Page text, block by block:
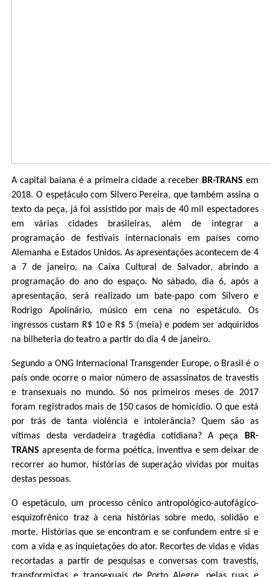
A capital baiana é a primeira cidade a receber BR-TRANS em
2018. O espetáculo com Silvero Pereira, que também assina o
texto da peça, já foi assistido por mais de 40 mil espectadores
em várias cidades brasileiras, além de integrar a
programação de festivais internacionais em países como
Alemanha e Estados Unidos. As apresentações acontecem de 4
a 7 de janeiro, na Caixa Cultural de Salvador, abrindo a
programação do ano do espaço. No sábado, dia 6, após a
apresentação, será realizado um bate-papo com Silvero e
Rodrigo Apolinário, músico em cena no espetáculo. Os
ingressos custam R$ 10 e R$ 5 (meia) e podem ser adquiridos
na bilheteria do teatro a partir do dia 4 de janeiro.
Segundo a ONG Internacional Transgender Europe, o Brasil é o
país onde ocorre o maior número de assassinatos de travestis
e transexuais no mundo. Só nos primeiros meses de 2017
foram registrados mais de 150 casos de homicídio. O que está
por trás de tanta violência e intolerância? Quem são as
vítimas desta verdadeira tragédia cotidiana? A peça BR-
TRANS apresenta de forma poética, inventiva e sem deixar de
recorrer ao humor, histórias de superação vividas por muitas
destas pessoas.
O espetáculo, um processo cênico antropológico-autofágico-
esquizofrênico traz à cena histórias sobre medo, solidão e
morte. Histórias que se encontram e se confundem entre si e
com a vida e as inquietações do ator. Recortes de vidas e vidas
recortadas a partir de pesquisas e conversas com travestis,